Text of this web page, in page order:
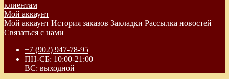
клиентам
Мой аккаунт
Мой аккаунт История заказов Закладки Рассылка новостей
Связаться с нами
+7 (902) 947-78-95
ПН-СБ: 10:00-21:00
ВС: выходной